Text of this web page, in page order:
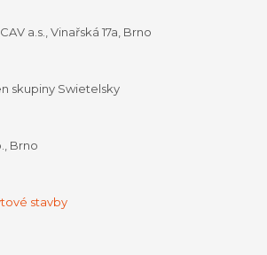
a.s., Vinařská 17a, Brno
skupiny Swietelsky
Brno
stavby